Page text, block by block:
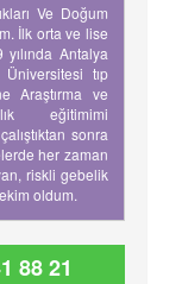
Ve Doğum
İlk orta ve lise
Antalya
tıp
Araştırma ve
eğitimimi
sonra
her zaman
riskli gebelik
oldum.
88 21